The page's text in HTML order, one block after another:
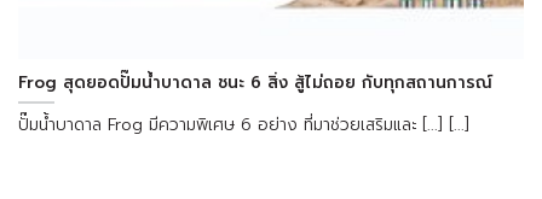
Frog สุดยอดปั๊มน้ำบาดาล ชนะ 6 สิ่ง สู้ไม่ถอย กับทุกสถานการณ์
ปั๊มน้ำบาดาล Frog มีความพิเศษ 6 อย่าง ที่มาช่วยเสริมและ [...] [...]